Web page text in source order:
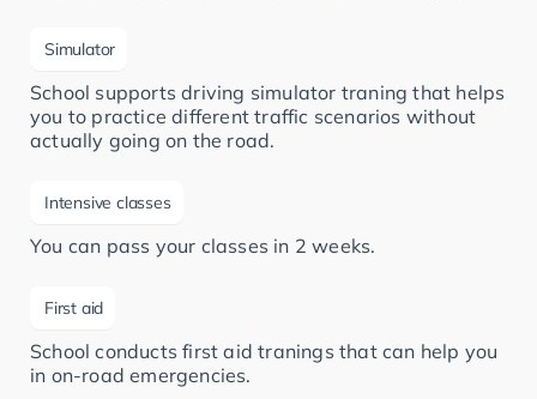
Simulator
School supports driving simulator traning that helps
you to practice different traffic scenarios without
actually going on the road.
Intensive classes
You can pass your classes in 2 weeks.
First aid
School conducts first aid tranings that can help you
in on-road emergencies.